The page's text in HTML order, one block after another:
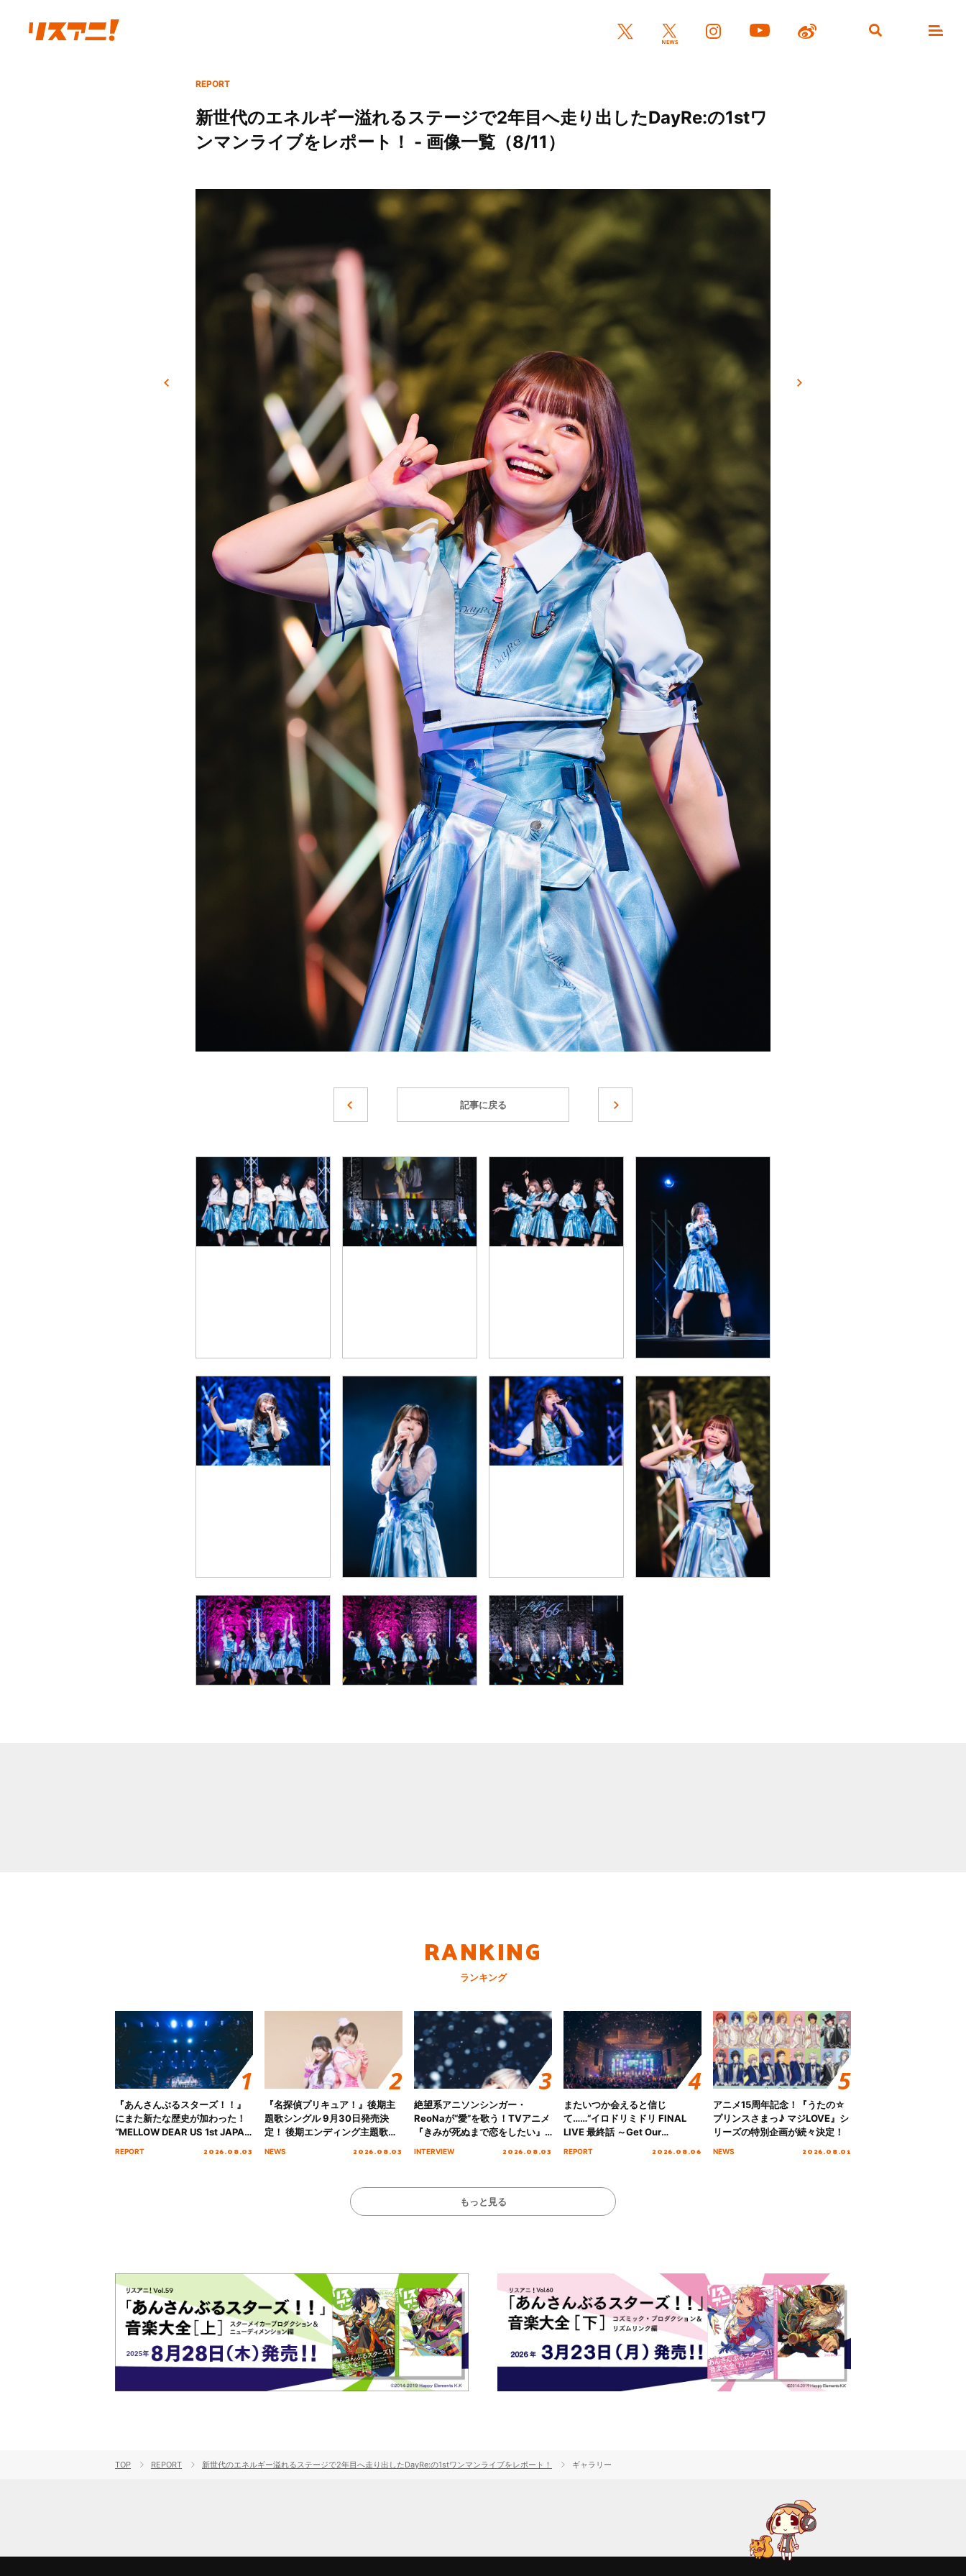
REPORT
新世代のエネルギー溢れるステージで2年目へ走り出したDayRe:の1stワ
ンマンライブをレポート！ - 画像一覧（8/11）
記事に戻る
RANKING
ランキング
『あんさんぶるスターズ！！』
にまた新たな歴史が加わった！
“MELLOW DEAR US 1st JAPAN
REPORT 2026.08.03
『名探偵プリキュア！』後期主
題歌シングル 9月30日発売決
定！ 後期エンディング主題歌
NEWS 2026.08.03
絶望系アニソンシンガー・
ReoNaが“愛”を歌う！TVアニメ
『きみが死ぬまで恋をしたい』
INTERVIEW 2026.08.03
またいつか会えると信じ
て……“イロドリミドリ FINAL
LIVE 最終話 ～Get Our
REPORT 2026.08.06
アニメ15周年記念！『うたの☆
プリンスさまっ♪ マジLOVE』シ
リーズの特別企画が続々決定！
NEWS 2026.08.01
もっと見る
TOP REPORT 新世代のエネルギー溢れるステージで2年目へ走り出したDayRe:の1stワンマンライブをレポート！ ギャラリー